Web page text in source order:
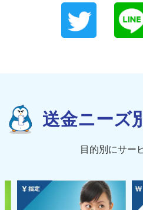
送金ニーズ
目的別にサー